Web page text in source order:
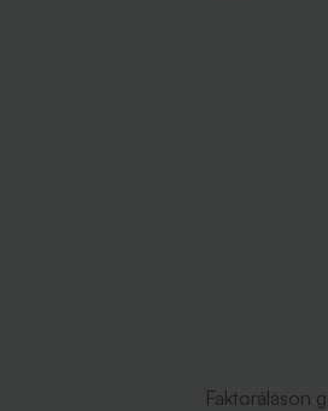
Faktoráláson